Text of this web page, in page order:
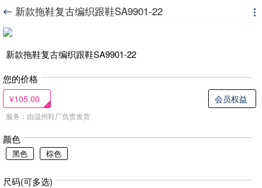
 新款拖鞋复古编织跟鞋SA9901-22 
新款拖鞋复古编织跟鞋SA9901-22
您的价格
¥105.00 会员权益
服务：由温州鞋厂负责发货
颜色
黑色 棕色
尺码(可多选)